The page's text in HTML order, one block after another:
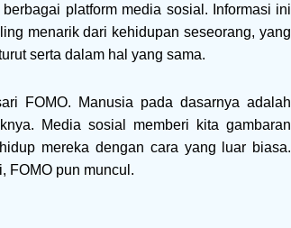
platform media sosial. Informasi ini
menarik dari kehidupan seseorang, yang
serta dalam hal yang sama.
FOMO. Manusia pada dasarnya adalah
Media sosial memberi kita gambaran
mereka dengan cara yang luar biasa.
FOMO pun muncul.